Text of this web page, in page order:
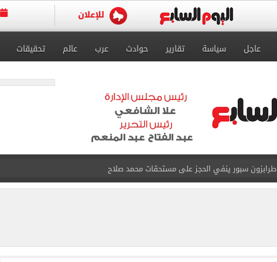
عاجل سياسة تقارير حوادث عرب عالم تحقيقات
منتخب ناشئات كرة اليد يخسر أمام إسبانيا 27 - 26 فى نصف نهائى بطولة العالم
قفزة أعادت الزمن الجميل.. رأسية وائل جمعة فى مران الأهلي تستحضر أمجاد الصخرة
الزمالك يبلغ 4 لاعبين بعدم التواجد مع الفريق الأول بالموسم الجديد